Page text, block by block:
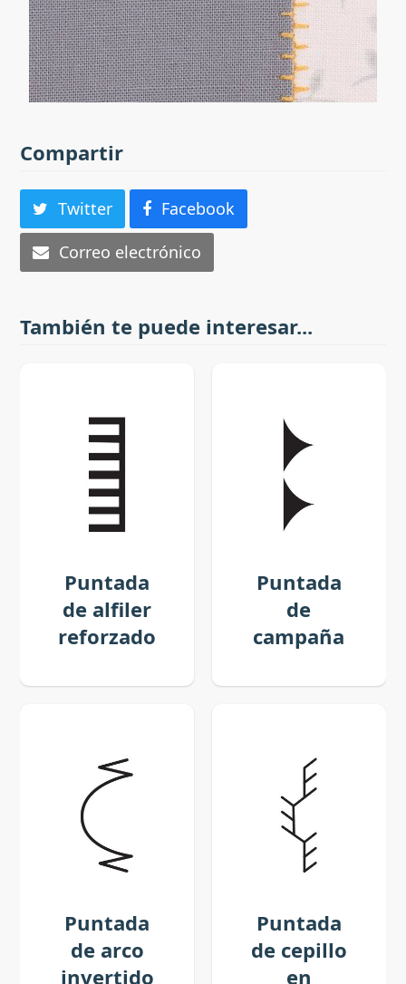
Compartir
Twitter
Facebook
Correo electrónico
También te puede interesar...
Puntada
de alfiler
reforzado
Puntada
de
campaña
Puntada
de arco
invertido
Puntada
de cepillo
en